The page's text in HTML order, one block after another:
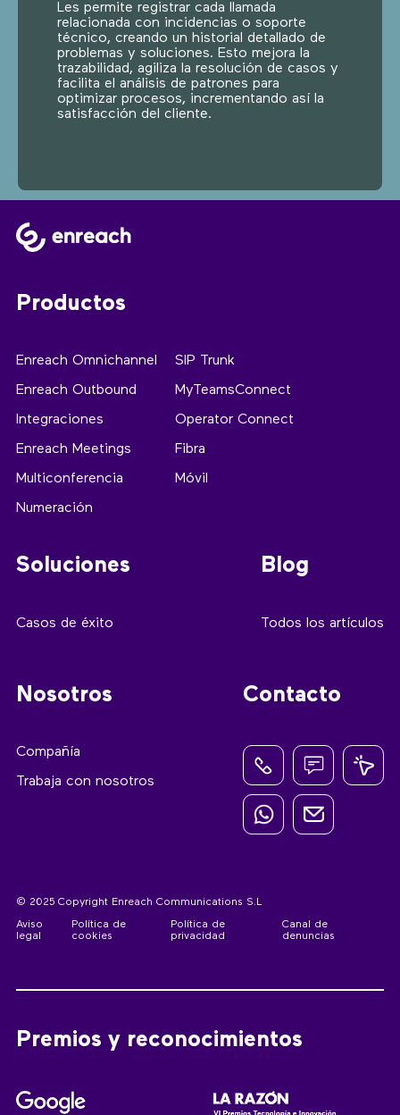
Les permite registrar cada llamada
relacionada con incidencias o soporte
técnico, creando un historial detallado de
problemas y soluciones. Esto mejora la
trazabilidad, agiliza la resolución de casos y
facilita el análisis de patrones para
optimizar procesos, incrementando así la
satisfacción del cliente.
Productos
Enreach Omnichannel
Enreach Outbound
Integraciones
Enreach Meetings
Multiconferencia
Numeración
SIP Trunk
MyTeamsConnect
Operator Connect
Fibra
Móvil
Soluciones
Casos de éxito
Blog
Todos los artículos
Nosotros
Compañía
Trabaja con nosotros
Contacto
© 2025 Copyright Enreach Communications S.L
Aviso
legal
Política de
cookies
Política de
privacidad
Canal de
denuncias
Premios y reconocimientos